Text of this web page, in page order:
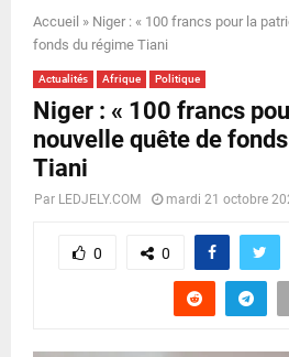
N
U
Accueil » Niger : « 100 francs pour la
fonds du régime Tiani
Actualités Afrique Politique
Niger : « 100 francs
nouvelle quête de
Tiani
Par LEDJELY.COM mardi 21 octobre
0 0